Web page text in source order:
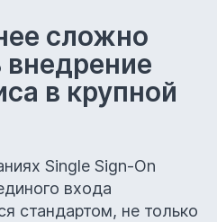
сложно
внедрение
в крупной
Single Sign-On
входа
стандартом, не только